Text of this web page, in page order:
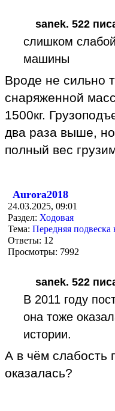
sanek. 522
слишком
машины
Вроде не сильно
снаряженной
1500кг.
два раза выше,
полный вес
Aurora2018
24.03.2025, 09:01
Раздел: Ходовая
Тема: Передняя подвеска
Ответы: 12
Просмотры: 7992
sanek. 522
В 2011 году
она тоже
истории.
А в чём слабость
оказалась?